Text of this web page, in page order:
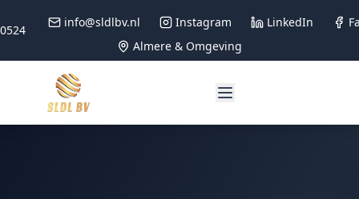
info@sldlbv.nl Instagram LinkedIn
Almere & Omgeving